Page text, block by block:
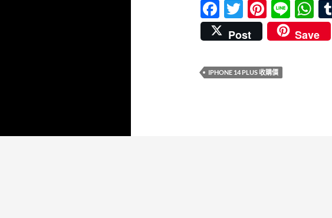
F
ac
e
b
o
T
w
itt
er
Pi
nt
er
es
t
Li
n
e
W
h
at
Post
Save
IPHONE 14 PLUS 收購價